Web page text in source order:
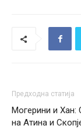
Предходна статија
Могерини и Хан:
на Атина и